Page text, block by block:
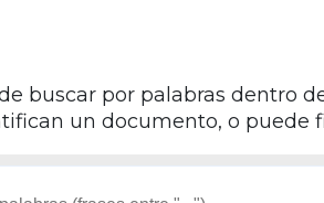
buscar por palabras dentro
un documento, o puede